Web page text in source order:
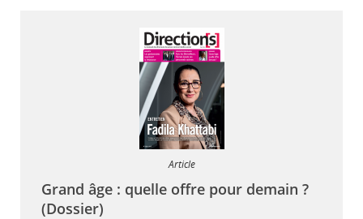
Article
Grand âge : quelle offre pour demain ?
(Dossier)